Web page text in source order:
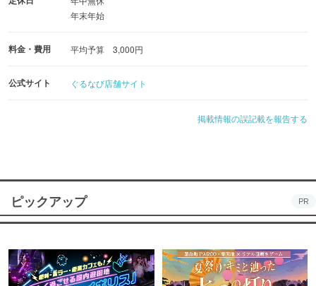
年末年始
料金・費用 平均予算 3,000円
公式サイト ぐるなび店舗サイト
掲載情報の誤記載を報告する
ピックアップ PR